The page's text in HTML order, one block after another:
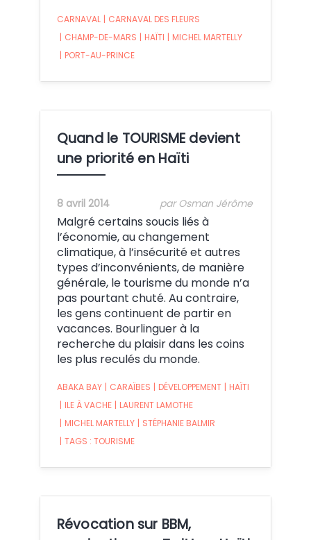
CARNAVAL | CARNAVAL DES FLEURS
| CHAMP-DE-MARS | HAÏTI | MICHEL MARTELLY
| PORT-AU-PRINCE
Quand le TOURISME devient
une priorité en Haïti
8 avril 2014 par Osman Jérôme
Malgré certains soucis liés à
l’économie, au changement
climatique, à l’insécurité et autres
types d’inconvénients, de manière
générale, le tourisme du monde n’a
pas pourtant chuté. Au contraire,
les gens continuent de partir en
vacances. Bourlinguer à la
recherche du plaisir dans les coins
les plus reculés du monde.
ABAKA BAY | CARAÏBES | DÉVELOPPEMENT | HAÏTI
| ILE À VACHE | LAURENT LAMOTHE
| MICHEL MARTELLY | STÉPHANIE BALMIR
| TAGS : TOURISME
Révocation sur BBM,